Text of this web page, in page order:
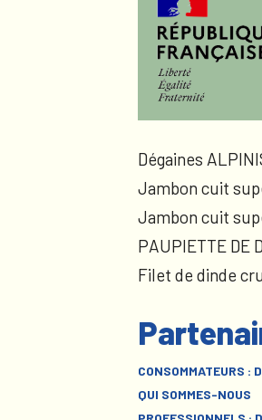
Dégaines
Jambon cuit
Jambon cuit
PAUPIETTE DE
Filet de dinde cru
CONSOMMATEURS :
QUI SOMMES-NOUS